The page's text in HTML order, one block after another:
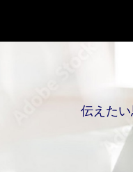
伝え たい